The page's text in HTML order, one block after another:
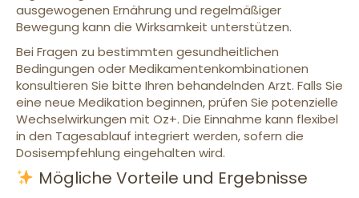
ausgewogenen Ernährung und regelmäßiger
Bewegung kann die Wirksamkeit unterstützen.
Bei Fragen zu bestimmten gesundheitlichen
Bedingungen oder Medikamentenkombinationen
konsultieren Sie bitte Ihren behandelnden Arzt. Falls Sie
eine neue Medikation beginnen, prüfen Sie potenzielle
Wechselwirkungen mit Oz+. Die Einnahme kann flexibel
in den Tagesablauf integriert werden, sofern die
Dosisempfehlung eingehalten wird.
Mögliche Vorteile und Ergebnisse